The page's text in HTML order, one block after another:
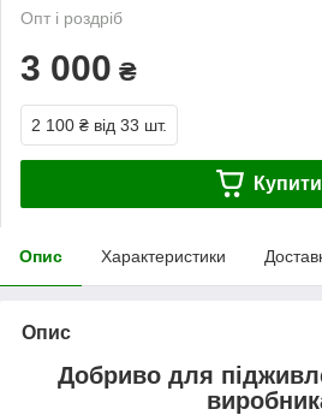
Опт і роздріб
3 000 ₴
2 100 ₴ від 33 шт.
Купити
Опис Характеристики
Опис
Добриво для